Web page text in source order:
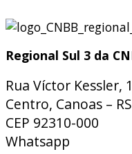
Regional Sul 3 da
Rua Víctor Kessler,
Centro, Canoas – RS
CEP 92310-000
Whatsapp